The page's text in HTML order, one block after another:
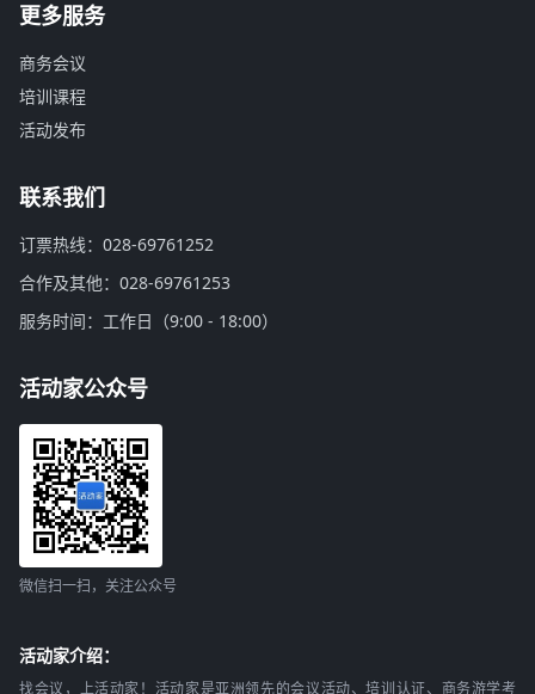
更多服务
商务会议
培训课程
活动发布
联系我们
订票热线：028-69761252
合作及其他：028-69761253
服务时间：工作日（9:00 - 18:00）
活动家公众号
微信扫一扫，关注公众号
活动家介绍：
找会议，上活动家！活动家是亚洲领先的会议活动、培训认证、商务游学考